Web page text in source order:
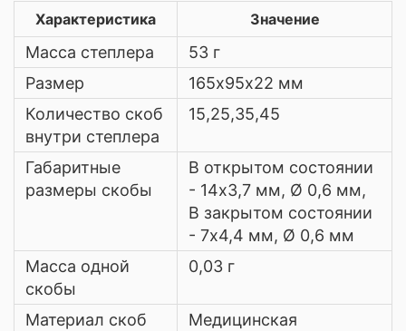
Характеристика Значение
Масса степлера
53 г
Размер
165х95х22 мм
Количество скоб
внутри степлера
15,25,35,45
Габаритные
размеры скобы
В открытом состоянии
- 14х3,7 мм, Ø 0,6 мм,
В закрытом состоянии
- 7х4,4 мм, Ø 0,6 мм
Масса одной
скобы
0,03 г
Материал скоб
Медицинская